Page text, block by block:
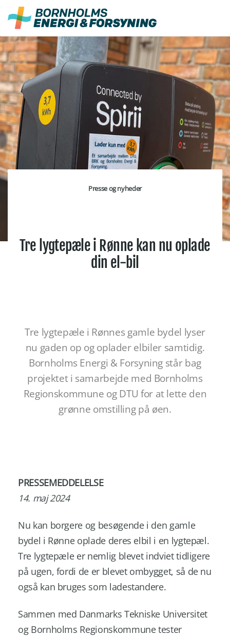
Fortsæt
indhold
Presse og nyheder
Tre lygtepæle i Rønne kan nu oplade
din el-bil
Tre lygtepæle i Rønnes gamle bydel lyser
nu gaden op og oplader elbiler samtidig.
Bornholms Energi & Forsyning står bag
projektet i samarbejde med Bornholms
Regionskommune og DTU for at lette den
grønne omstilling på øen.
PRESSEMEDDELELSE
14. maj 2024
Nu kan borgere og besøgende i den gamle
bydel i Rønne oplade deres elbil i en lygtepæl.
Tre lygtepæle er nemlig blevet indviet tidligere
på ugen, fordi de er blevet ombygget, så de nu
også kan bruges som ladestandere.
Sammen med Danmarks Tekniske Universitet
og Bornholms Regionskommune tester